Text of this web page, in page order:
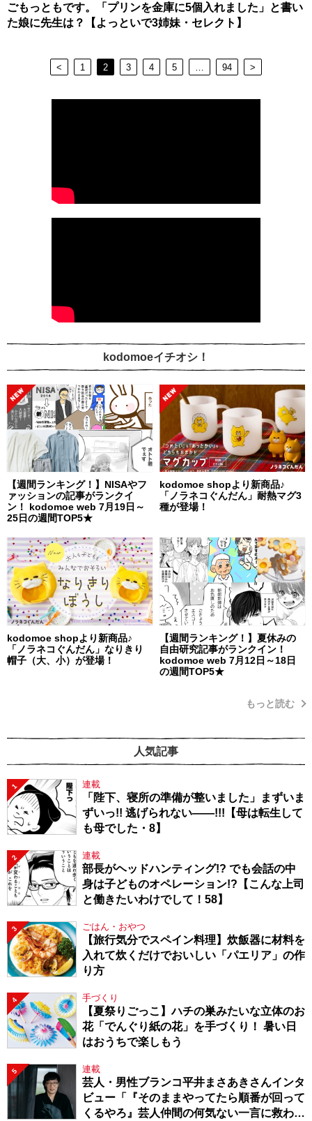
ごもっともです。「プリンを金庫に5個入れました」と書い
た娘に先生は？【よっといで3姉妹・セレクト】
< 1 2 3 4 5 94 >
kodomoeイチオシ！
【週間ランキング！】NISAやフ
ァッションの記事がランクイ
ン！ kodomoe web 7月19日～
25日の週間TOP5★
kodomoe shopより新商品♪
「ノラネコぐんだん」耐熱マグ3
種が登場！
kodomoe shopより新商品♪
「ノラネコぐんだん」なりきり
帽子（大、小）が登場！
【週間ランキング！】夏休みの
自由研究記事がランクイン！
kodomoe web 7月12日～18日
の週間TOP5★
もっと読む
人気記事
1 連載
「陛下、寝所の準備が整いました」まずいま
ずいっ!! 逃げられない――!!!【母は転生して
も母でした・8】
2 連載
部長がヘッドハンティング!? でも会話の中
身は子どものオペレーション!?【こんな上司
と働きたいわけでして！58】
3 ごはん・おやつ
【旅行気分でスペイン料理】炊飯器に材料を
入れて炊くだけでおいしい「パエリア」の作
り方
4 手づくり
【夏祭りごっこ】ハチの巣みたいな立体のお
花「でんぐり紙の花」を手づくり！ 暑い日
はおうちで楽しもう
5 連載
芸人・男性ブランコ平井まさあきさんインタ
ビュー「『そのままやってたら順番が回って
くるやろ』芸人仲間の何気ない一言に救われ